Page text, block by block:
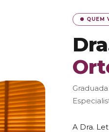
● QUEM
A Dra.